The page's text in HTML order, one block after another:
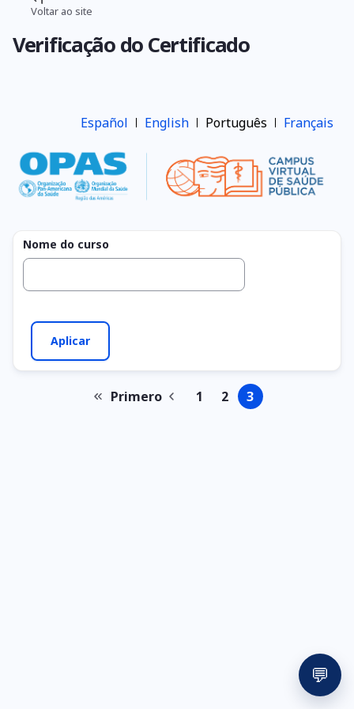
Pular
ode
Voltar ao site
Verificação do Certificado
Español English Português Français
Nome do curso
Paginação Primeira
Primero PáginaPágina
1 Página
2 Página
3
💬